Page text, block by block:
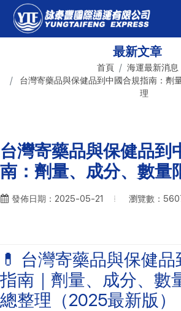
最新文章
首頁
海運最新消息
台灣寄藥品與保健品到中國合規指南：劑
理
台灣寄藥品與保健品到
南：劑量、成分、數量
發佈日期：2025-05-21 瀏覽數：
💊 台灣寄藥品與保健
指南｜劑量、成分、數
總整理（2025最新版）